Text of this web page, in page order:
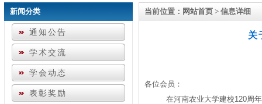
新闻分类
通知公告
学术交流
学会动态
表彰奖励
当前位置： 网站首页 > 信息详细
关
各位会员：
在河南农业大学建校120周